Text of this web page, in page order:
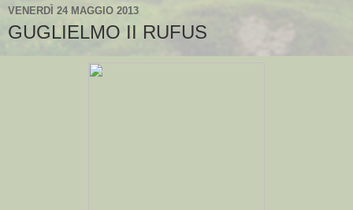
VENERDÌ 24 MAGGIO 2013
GUGLIELMO II RUFUS